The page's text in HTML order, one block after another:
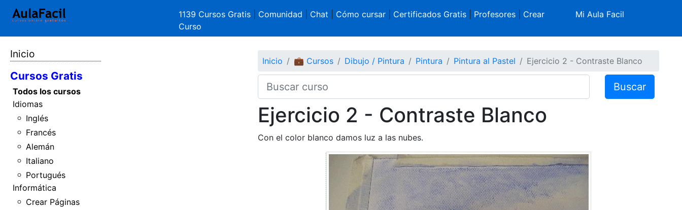
1139 Cursos Gratis Comunidad Chat Cómo cursar| Certificados Gratis| Profesores| Crear
Curso
Mi Aula Facil
Inicio
Cursos Gratis
Todos los cursos
Idiomas
Inglés
Francés
Alemán
Italiano
Portugués
Informática
Crear Páginas
Inicio 💼 Cursos Dibujo / Pintura Pintura Pintura al Pastel Ejercicio 2 - Contraste Blanco
Buscar
Ejercicio 2 - Contraste Blanco
Con el color blanco damos luz a las nubes.